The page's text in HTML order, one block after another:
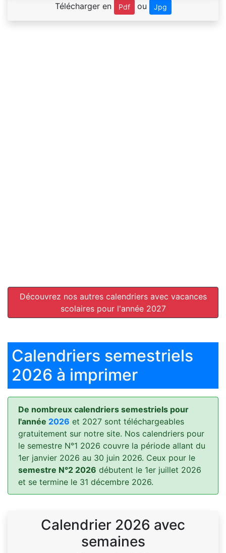
Télécharger en Pdf ou Jpg
Découvrez nos autres calendriers avec vacances
scolaires pour l'année 2027
Calendriers semestriels
2026 à imprimer
De nombreux calendriers semestriels pour
l'année 2026 et 2027 sont téléchargeables
gratuitement sur notre site. Nos calendriers pour
le semestre N°1 2026 couvre la période allant du
1er janvier 2026 au 30 juin 2026. Ceux pour le
semestre N°2 2026 débutent le 1er juillet 2026
et se termine le 31 décembre 2026.
Calendrier 2026 avec
semaines